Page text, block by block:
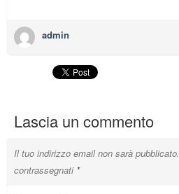
admin
Lascia un commento
Il tuo indirizzo email non sarà pubblicato.
contrassegnati *